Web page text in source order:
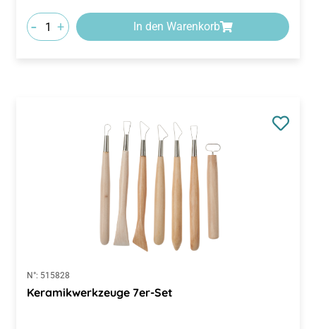
- + In den Warenkorb
N°: 515828
Keramikwerkzeuge 7er-Set